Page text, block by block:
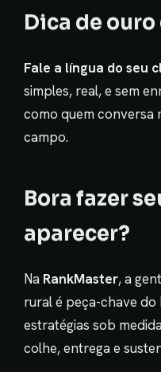
Dica de
Fale a língua do seu
simples, real, e sem
como quem conversa
campo.
Bora fazer
aparecer?
Na RankMaster, a
rural é peça-chave do
estratégias sob
colhe, entrega e